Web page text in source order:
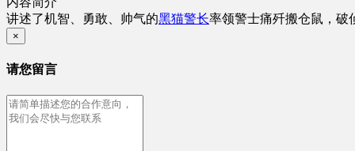
讲述了机智、勇敢、帅气的黑猫警长率领警士痛歼搬仓鼠，破
×
请您留言